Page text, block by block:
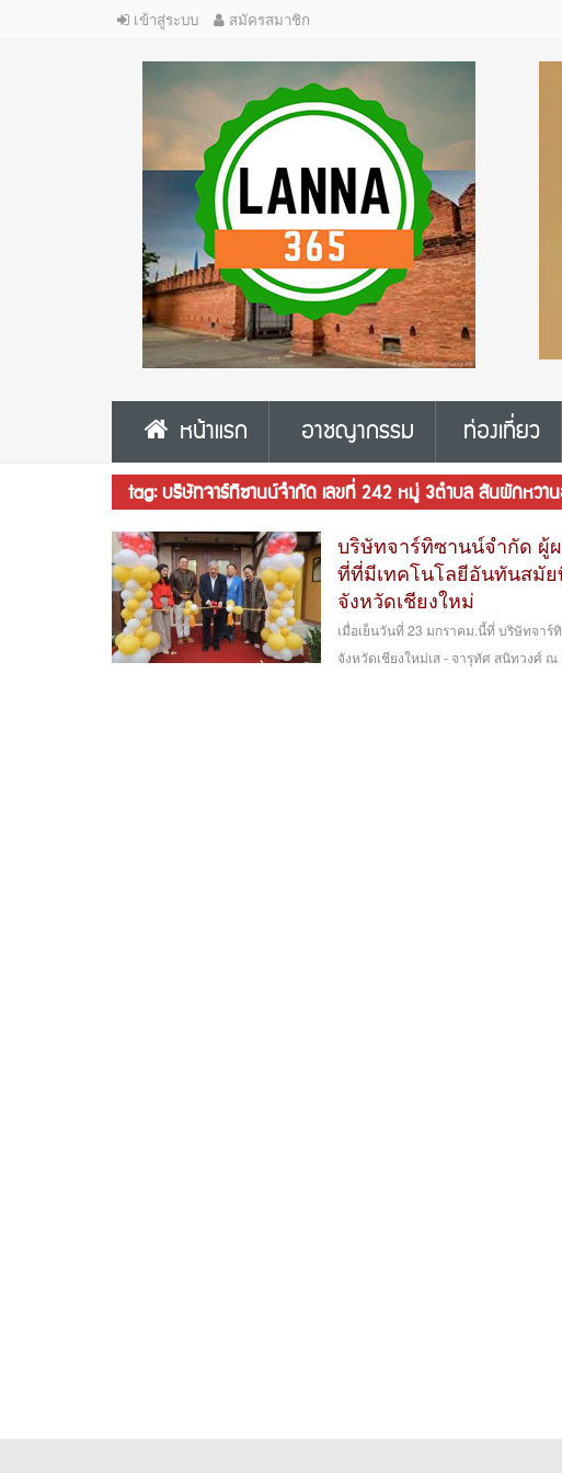
เข้าสู่ระบบ สมัครสมาชิก
หน้าแรก อาชญากรรม ท่องเที่ยว
tag: บริษัทจาร์ทิซานน์จำกัด เลขที่ 242 หมู่ 3ตำบล สันผักหวานอ
บริษัทจาร์ทิซานน์จำกัด ผู้
ที่ที่มีเทคโนโลยีอันทันสมั
จังหวัดเชียงใหม่
เมื่อเย็นวันที่ 23 มกราคม.นี้ที่ บริษัทจา
จังหวัดเชียงใหม่เส - จารุทัศ สนิทวงศ์ ณ